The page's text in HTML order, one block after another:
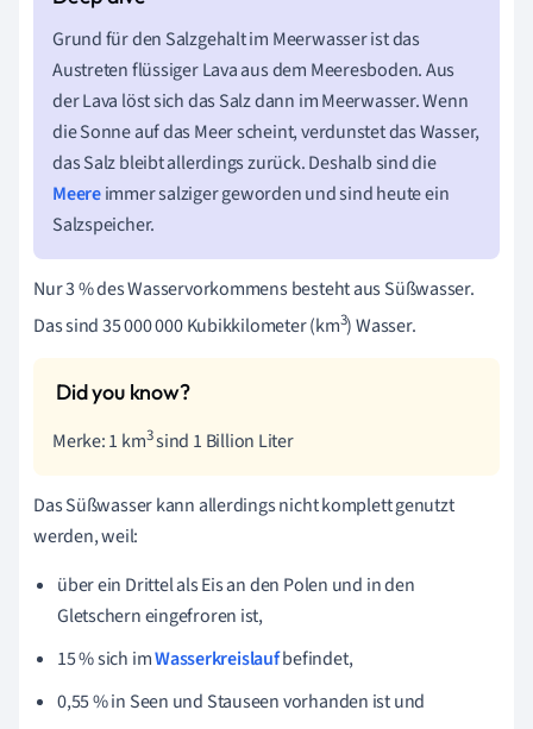
Grund für den Salzgehalt im Meerwasser ist das
Austreten flüssiger Lava aus dem Meeresboden. Aus
der Lava löst sich das Salz dann im Meerwasser. Wenn
die Sonne auf das Meer scheint, verdunstet das Wasser,
das Salz bleibt allerdings zurück. Deshalb sind die
Meereimmer salziger geworden und sind heute ein
Salzspeicher.
Nur 3 % des Wasservorkommens besteht aus Süßwasser.
Das sind 35 000 000 Kubikkilometer (km3) Wasser.
Merke: 1 km3sind 1 Billion Liter
Das Süßwasser kann allerdings nicht komplett genutzt
werden, weil:
über ein Drittel als Eis an den Polen und in den
Gletschern eingefroren ist,
15 % sich imWasserkreislaufbefindet,
0,55 % in Seen und Stauseen vorhanden ist und